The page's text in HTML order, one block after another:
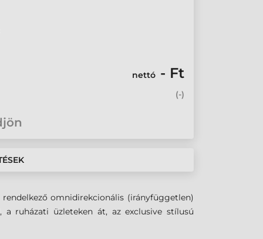
nettó - Ft
(-)
omnidirekcionális (irányfüggetlen)
a ruházati üzleteken át, az exclusive stílusú